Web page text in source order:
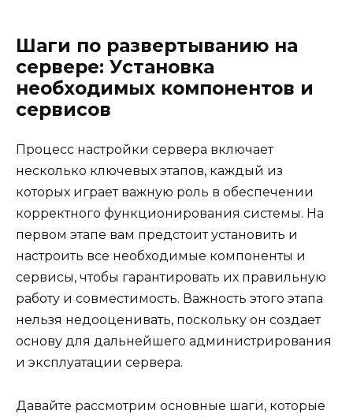
Шаги по развертыванию на
сервере: Установка
необходимых компонентов и
сервисов
Процесс настройки сервера включает
несколько ключевых этапов, каждый из
которых играет важную роль в обеспечении
корректного функционирования системы. На
первом этапе вам предстоит установить и
настроить все необходимые компоненты и
сервисы, чтобы гарантировать их правильную
работу и совместимость. Важность этого этапа
нельзя недооценивать, поскольку он создает
основу для дальнейшего администрирования
и эксплуатации сервера.
Давайте рассмотрим основные шаги, которые